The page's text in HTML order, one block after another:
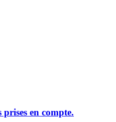
prises en compte.